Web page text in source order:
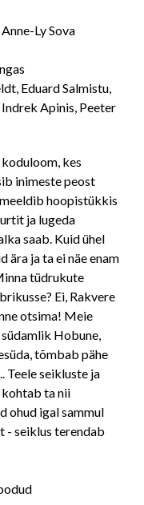
Ly Sova
Eduard Salmistu,
Apinis, Peeter
kes
inimeste peost
hoopistükkis
ja lugeda
saab. Kuid ühel
ära ja ta ei näe enam
tüdrukute
Ei, Rakvere
otsima! Meie
Hobune,
tõmbab pähe
Teele seikluste ja
kohtab ta nii
ohud igal sammul
- seiklus terendab